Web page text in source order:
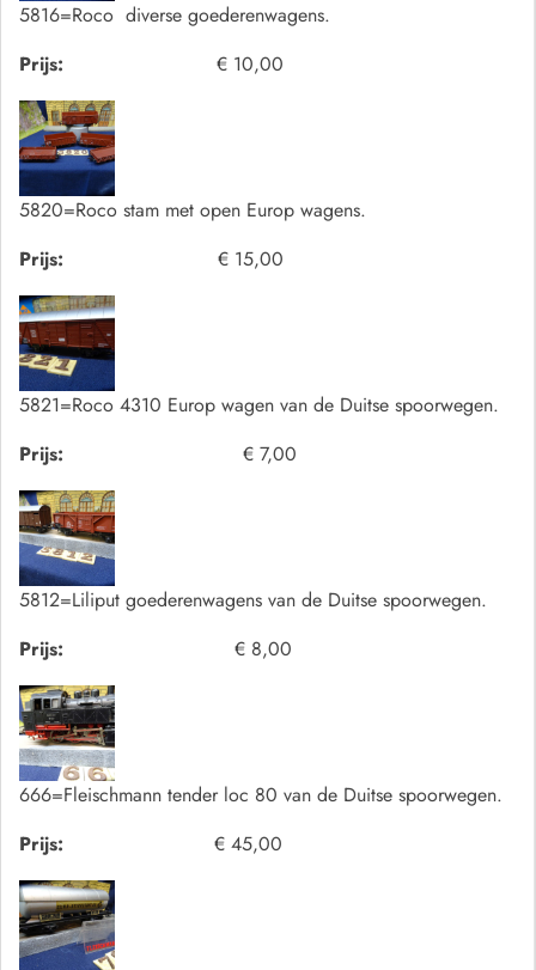
5816=Roco diverse goederenwagens.
Prijs:
€ 10,00
5820=Roco stam met open Europ wagens.
Prijs:
€ 15,00
5821=Roco 4310 Europ wagen van de Duitse spoorwegen.
Prijs:
€ 7,00
5812=Liliput goederenwagens van de Duitse spoorwegen.
Prijs:
€ 8,00
666=Fleischmann tender loc 80 van de Duitse spoorwegen.
Prijs:
€ 45,00